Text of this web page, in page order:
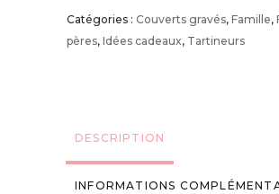
Catégories : Couverts gravés, Famille,
pères, Idées cadeaux, Tartineurs
DESCRIPTION
INFORMATIONS